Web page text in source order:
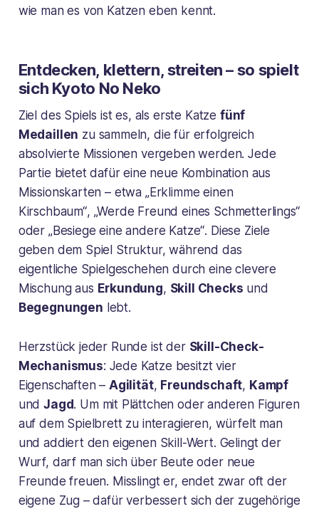
wie man es von Katzen eben kennt.
Entdecken, klettern, streiten – so spielt
sich Kyoto No Neko
Ziel des Spiels ist es, als erste Katze fünf
Medaillen zu sammeln, die für erfolgreich
absolvierte Missionen vergeben werden. Jede
Partie bietet dafür eine neue Kombination aus
Missionskarten – etwa „Erklimme einen
Kirschbaum“, „Werde Freund eines Schmetterlings“
oder „Besiege eine andere Katze“. Diese Ziele
geben dem Spiel Struktur, während das
eigentliche Spielgeschehen durch eine clevere
Mischung aus Erkundung, Skill Checks und
Begegnungen lebt.
Herzstück jeder Runde ist der Skill-Check-
Mechanismus: Jede Katze besitzt vier
Eigenschaften – Agilität, Freundschaft, Kampf
undJagd. Um mit Plättchen oder anderen Figuren
auf dem Spielbrett zu interagieren, würfelt man
und addiert den eigenen Skill-Wert. Gelingt der
Wurf, darf man sich über Beute oder neue
Freunde freuen. Misslingt er, endet zwar oft der
eigene Zug – dafür verbessert sich der zugehörige